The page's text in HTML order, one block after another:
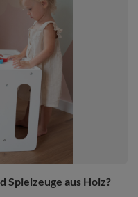
Spielzeuge aus Holz?